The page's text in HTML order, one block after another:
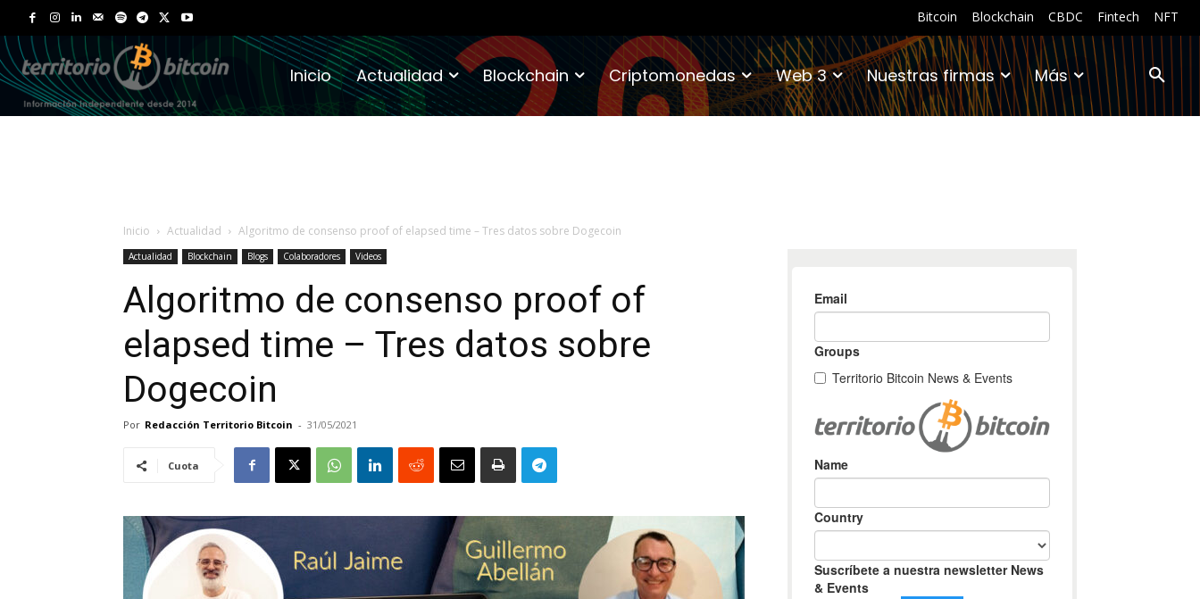
Bitcoin Blockchain CBDC Fintech NFT
Inicio Actualidad Blockchain Criptomonedas Web 3 Nuestras firmas Más
Inicio Actualidad Algoritmo de consenso proof of elapsed time – Tres datos sobre Dogecoin
Actualidad Blockchain Blogs Colaboradores Videos
Algoritmo de consenso proof of
elapsed time – Tres datos sobre
Dogecoin
Por Redacción Territorio Bitcoin - 31/05/2021
Cuota